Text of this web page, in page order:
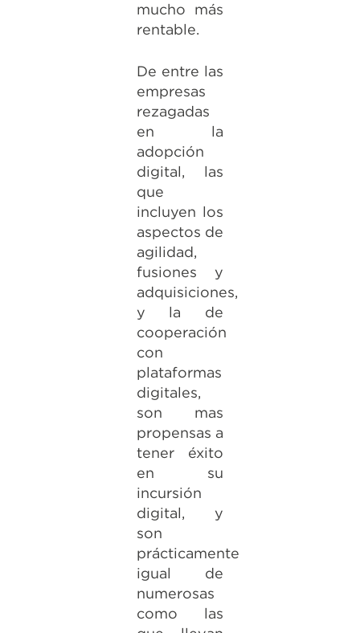
mucho más
rentable.
De entre las
empresas
rezagadas
en la
adopción
digital, las
que
incluyen los
aspectos de
agilidad,
fusiones y
adquisiciones,
y la de
cooperación
con
plataformas
digitales,
son mas
propensas a
tener éxito
en su
incursión
digital, y
son
prácticamente
igual de
numerosas
como las